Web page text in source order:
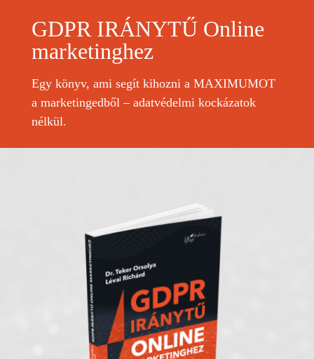
GDPR IRÁNYTŰ Online
marketinghez
Egy könyv, ami segít kihozni a MAXIMUMOT
a marketingedből – adatvédelmi kockázatok
nélkül.